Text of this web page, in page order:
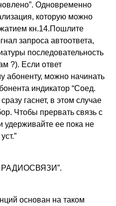
Одновременно
которую можно
кн.14.Пошлите
запроса автоответа,
последовательность
?). Если ответ
абоненту, можно начинать
индикатор “Соед.
гаснет, в этом случае
Чтобы прервать связь с
удерживайте ее пока не
основан на таком